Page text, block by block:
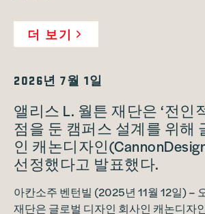
더 보기
2026년 7월 1일
앨리스 L. 월튼 재단은 ‘전인
점을 둔 캠퍼스 설계를 위해
인 캐논디자인
선정했다고 발표했다.
아칸소주 벤턴빌 (2025년 11월 12일) –
재단은 글로벌 디자인 회사인 캐논디자